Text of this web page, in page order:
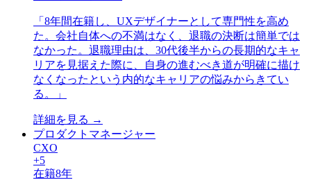
「 8年間在籍し、UXデザイナーとして専門性を高め
た。会社自体への不満はなく、退職の決断は簡単では
なかった。退職理由は、30代後半からの長期的なキャ
リアを見据えた際に、自身の進むべき道が明確に描け
なくなったという内的なキャリアの悩みからきてい
る。
」
詳細を見る →
プロダクトマネージャー
CXO
+5
在籍8年